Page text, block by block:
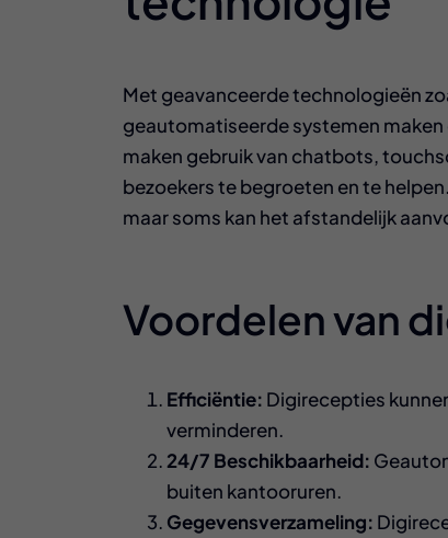
Met geavanceerde technologieën
geautomatiseerde systemen
maken gebruik van chatbots,
bezoekers te begroeten en te
maar soms kan het afstandelijk
Voordelen van
Efficiëntie: Digirecepties
verminderen.
24/7 Beschikbaarheid:
buiten kantooruren.
Gegevensverzameling: